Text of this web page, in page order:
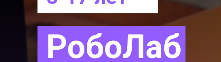
РобоЛаб